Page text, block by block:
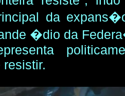
da
�dio da